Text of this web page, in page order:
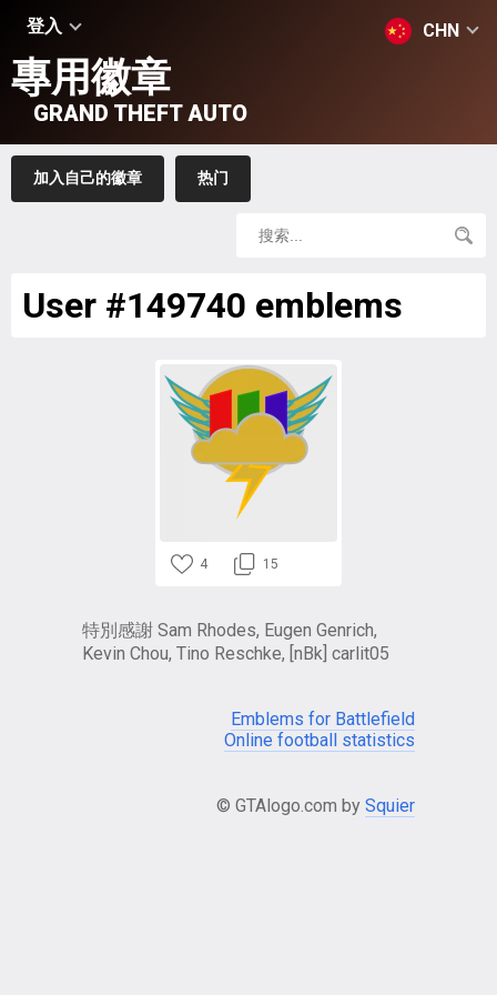
登入 CHN
專用徽章
GRAND THEFT AUTO
加入自己的徽章 热门
User #149740 emblems
4 15
特別感謝 Sam Rhodes, Eugen Genrich,
Kevin Chou, Tino Reschke, [nBk] carlit05
Emblems for Battlefield
Online football statistics
© GTAlogo.com by Squier